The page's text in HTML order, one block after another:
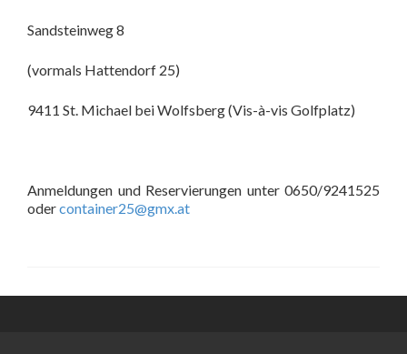
Sandsteinweg 8
(vormals Hattendorf 25)
9411 St. Michael bei Wolfsberg (Vis-à-vis Golfplatz)
Anmeldungen und Reservierungen unter 0650/9241525
odercontainer25@gmx.at